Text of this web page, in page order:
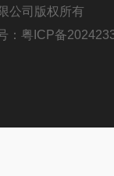
公司版权所有
： 粤ICP备